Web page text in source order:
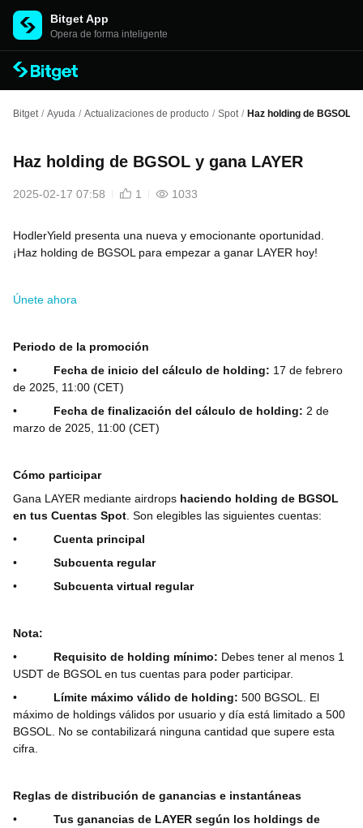
Bitget App
Opera de forma inteligente
Bitget / Ayuda / Actualizaciones de producto / Spot / Haz holding de BGSOL y
Haz holding de BGSOL y gana LAYER
2025-02-17 07:58 1 1033
HodlerYield presenta una nueva y emocionante oportunidad.
¡Haz holding de BGSOL para empezar a ganar LAYER hoy!
Únete ahora
Periodo de la promoción
•
Fecha de inicio del cálculo de holding: 17 de febrero
de 2025, 11:00 (CET)
•
Fecha de finalización del cálculo de holding: 2 de
marzo de 2025, 11:00 (CET)
Cómo participar
Gana LAYER mediante airdrops haciendo holding de BGSOL
en tus Cuentas Spot . Son elegibles las siguientes cuentas:
•
Cuenta principal
•
Subcuenta regular
•
Subcuenta virtual regular
Nota:
•
Requisito de holding mínimo: Debes tener al menos 1
USDT de BGSOL en tus cuentas para poder participar.
•
Límite máximo válido de holding: 500 BGSOL. El
máximo de holdings válidos por usuario y día está limitado a 500
BGSOL. No se contabilizará ninguna cantidad que supere esta
cifra.
Reglas de distribución de ganancias e instantáneas
•
Tus ganancias de LAYER según los holdings de